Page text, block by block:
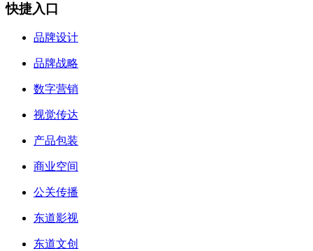
快捷入口
品牌设计
品牌战略
数字营销
视觉传达
产品包装
商业空间
公关传播
东道影视
东道文创